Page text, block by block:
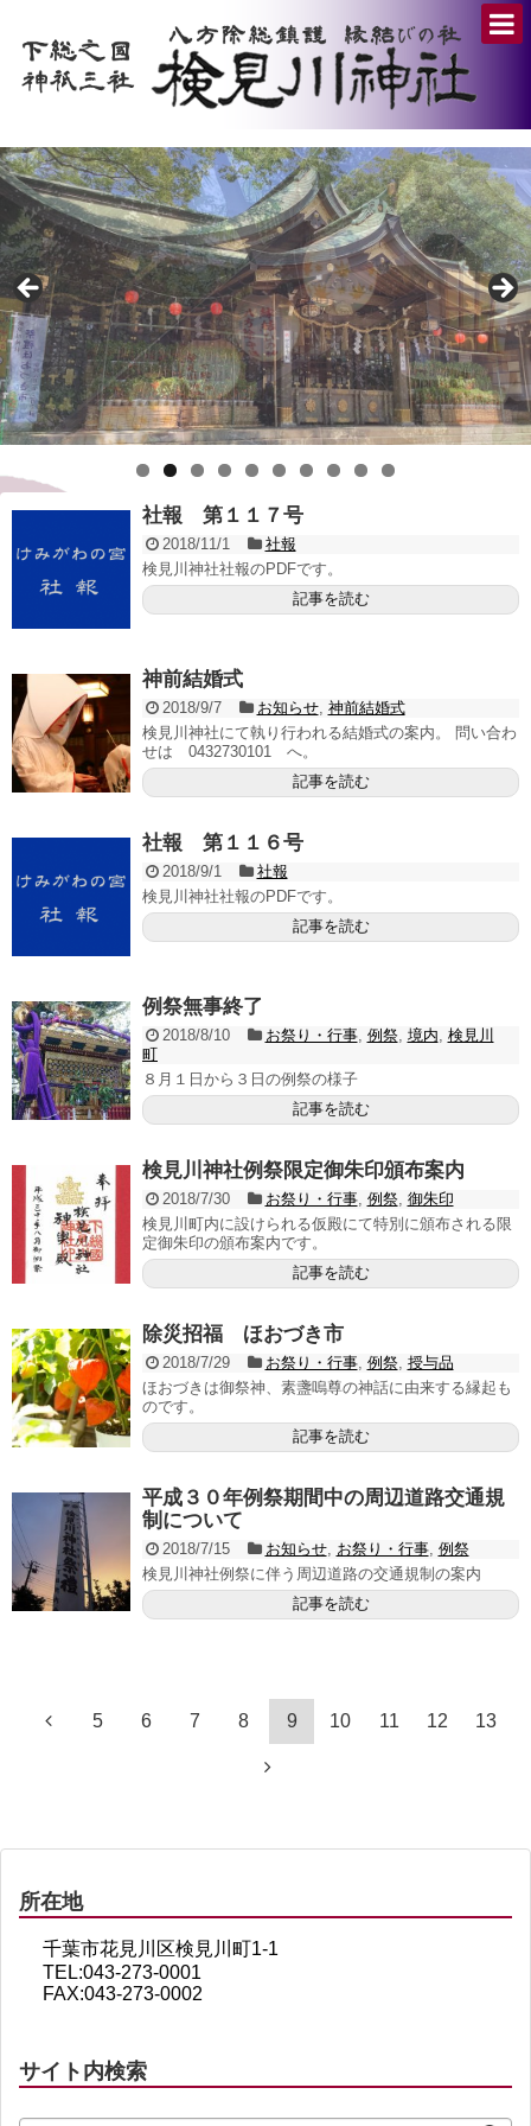
社報 第１１７号
2018/11/1
社報
検見川神社社報のPDFです。
記事を読む
神前結婚式
2018/9/7 お知らせ, 神前結婚式
検見川神社にて執り行われる結婚式の案内。 問い合わ
せは 0432730101 へ。
記事を読む
社報 第１１６号
2018/9/1
社報
検見川神社社報のPDFです。
記事を読む
例祭無事終了
2018/8/10 お祭り・行事, 例祭, 境内 検見川
町
８月１日から３日の例祭の様子
記事を読む
検見川神社例祭限定御朱印頒布案内
2018/7/30 お祭り・行事, 例祭, 御朱印
検見川町内に設けられる仮殿にて特別に頒布される限
定御朱印の頒布案内です。
記事を読む
除災招福 ほおづき市
2018/7/29 お祭り・行事, 例祭, 授与品
ほおづきは御祭神、素盞嗚尊の神話に由来する縁起も
のです。
記事を読む
平成３０年例祭期間中の周辺道路交通規
制について
2018/7/15 お知らせ, お祭り・行事, 例祭
検見川神社例祭に伴う周辺道路の交通規制の案内
記事を読む
5 6 7 8 9 10 11 12 13
所在地
千葉市花見川区検見川町1-1
TEL:043-273-0001
FAX:043-273-0002
サイト内検索